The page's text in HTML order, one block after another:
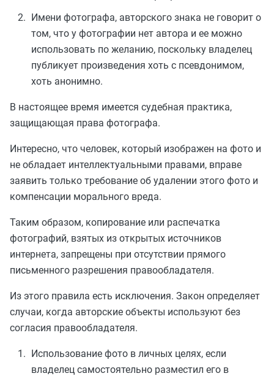
Имени фотографа, авторского знака не говорит о
том, что у фотографии нет автора и ее можно
использовать по желанию, поскольку владелец
публикует произведения хоть с псевдонимом,
хоть анонимно.
В настоящее время имеется судебная практика,
защищающая права фотографа.
Интересно, что человек, который изображен на фото и
не обладает интеллектуальными правами, вправе
заявить только требование об удалении этого фото и
компенсации морального вреда.
Таким образом, копирование или распечатка
фотографий, взятых из открытых источников
интернета, запрещены при отсутствии прямого
письменного разрешения правообладателя.
Из этого правила есть исключения. Закон определяет
случаи, когда авторские объекты используют без
согласия правообладателя.
Использование фото в личных целях, если
владелец самостоятельно разместил его в